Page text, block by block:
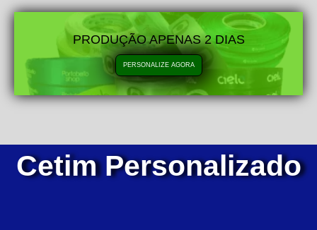
PRODUÇÃO APENAS 2 DIAS
PERSONALIZE AGORA
Cetim Personalizado